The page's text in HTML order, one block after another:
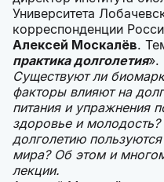
Университета
корреспонденции
Алексей Москалёв.
практика долголетия».
Существуют ли
факторы влияют на
питания и упражнения
здоровье и
долголетию
мира? Об этом и
лекции.